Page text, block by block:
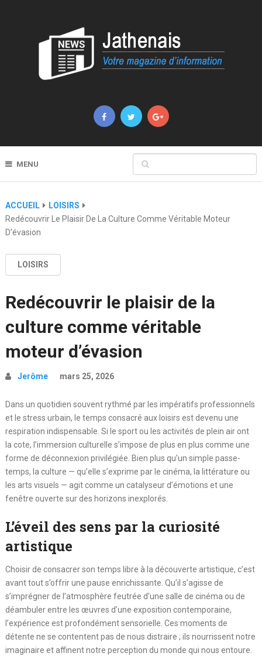
MENU
ACCUEIL
LOISIRS
Redécouvrir Le Plaisir De La Culture Comme Véritable Moteur
D’évasion
LOISIRS
Redécouvrir le plaisir de la
culture comme véritable
moteur d’évasion
Jerôme mars 25, 2026
Dans un quotidien souvent rythmé par les impératifs professionnels
et le stress urbain, le temps consacré aux loisirs est devenu une
respiration indispensable. Si le sport ou les activités de plein air ont
la cote, l’immersion culturelle s’impose de plus en plus comme une
forme de déconnexion privilégiée. Bien plus qu’un simple passe-
temps, la culture — qu’elle s’exprime par le cinéma, la littérature ou
les arts visuels — agit comme un catalyseur d’émotions et une
fenêtre ouverte sur des horizons inexplorés.
L’éveil des sens par la curiosité
artistique
Choisir de consacrer son temps libre à la découverte artistique, c’est
avant tout s’offrir une pause enrichissante. Qu’il s’agisse de
s’imprégner de l’atmosphère feutrée d’une salle de cinéma ou de
déambuler entre les œuvres d’une exposition contemporaine,
l’expérience est profondément sensorielle. Ces moments de
détente ne se contentent pas de nous distraire ; ils nourrissent notre
imaginaire et affinent notre perception du monde qui nous entoure.